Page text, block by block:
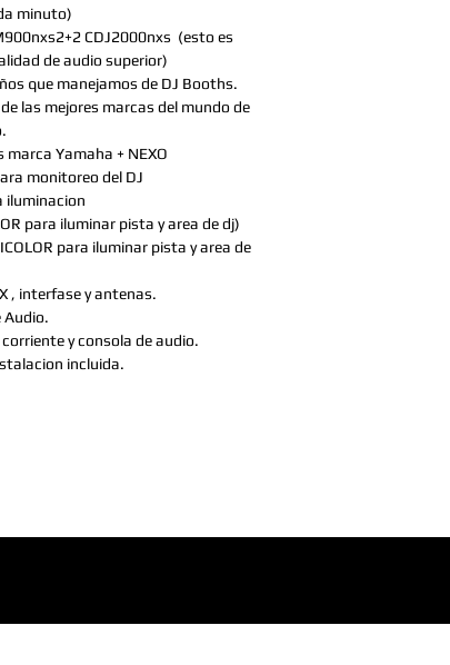
minuto)
CDJ2000nxs  (esto es
de audio superior)
que manejamos de DJ Booths.
las mejores marcas del mundo de
Yamaha + NEXO
monitoreo del DJ
iluminacion
para iluminar pista y area de dj)
para iluminar pista y area de
, interfase y antenas.
Audio.
y consola de audio.
incluida.